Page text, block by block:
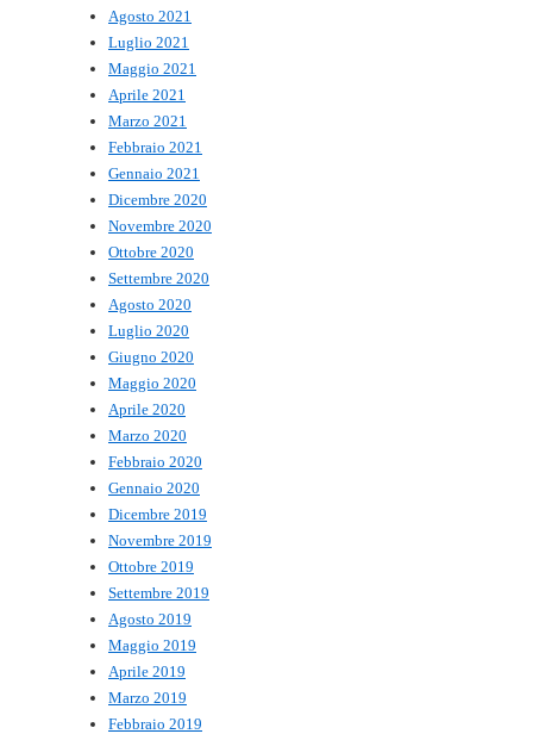
Agosto 2021
Luglio 2021
Maggio 2021
Aprile 2021
Marzo 2021
Febbraio 2021
Gennaio 2021
Dicembre 2020
Novembre 2020
Ottobre 2020
Settembre 2020
Agosto 2020
Luglio 2020
Giugno 2020
Maggio 2020
Aprile 2020
Marzo 2020
Febbraio 2020
Gennaio 2020
Dicembre 2019
Novembre 2019
Ottobre 2019
Settembre 2019
Agosto 2019
Maggio 2019
Aprile 2019
Marzo 2019
Febbraio 2019